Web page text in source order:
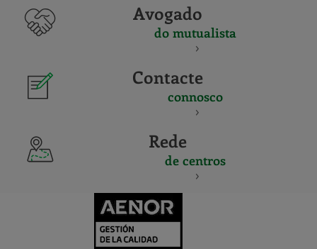
Avogado
do mutualista
Contacte
connosco
Rede
de centros
Y